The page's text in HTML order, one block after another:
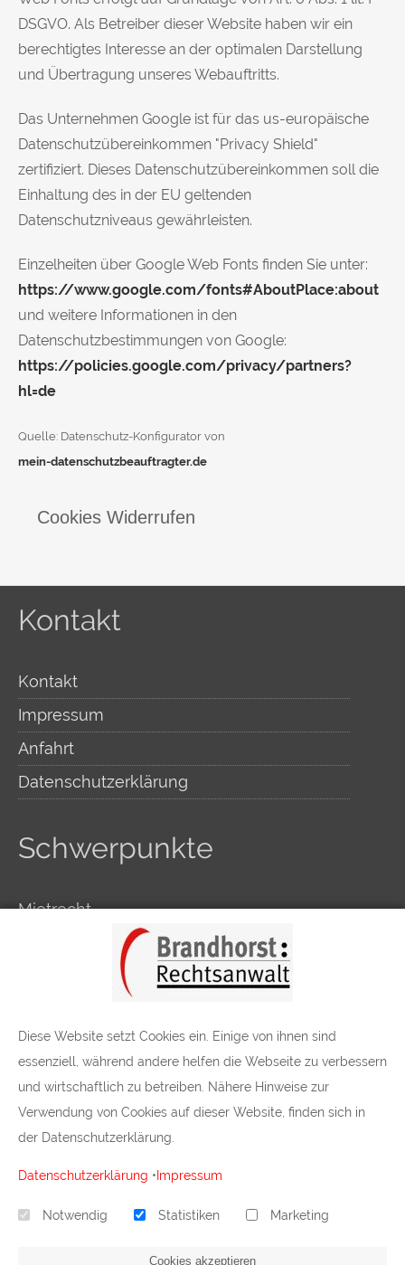
DSGVO. Als Betreiber dieser Website haben wir ein
berechtigtes Interesse an der optimalen Darstellung
und Übertragung unseres Webauftritts.
Das Unternehmen Google ist für das us-europäische
Datenschutzübereinkommen "Privacy Shield"
zertifiziert. Dieses Datenschutzübereinkommen soll die
Einhaltung des in der EU geltenden
Datenschutzniveaus gewährleisten.
Einzelheiten über Google Web Fonts finden Sie unter:
https://www.google.com/fonts#AboutPlace:about
und weitere Informationen in den
Datenschutzbestimmungen von Google:
https://policies.google.com/privacy/partners?
hl=de
Quelle: Datenschutz-Konfigurator von
mein-datenschutzbeauftragter.de
Cookies Widerrufen
Kontakt
Kontakt
Impressum
Anfahrt
Datenschutzerklärung
Schwerpunkte
Mietrecht
Verkehrsrecht
Markus Brandhorst
Weyersberger Str. 66
42655 Solingen
Tel.:0212 / 224 439 - 0
Fax:
0212 / 224 439 - 11
Diese Website setzt Cookies ein. Einige von ihnen sind
essenziell, während andere helfen die Webseite zu verbessern
und wirtschaftlich zu betreiben. Nähere Hinweise zur
Verwendung von Cookies auf dieser Website, finden sich in
der Datenschutzerklärung.
Datenschutzerklärung •Impressum
Notwendig Statistiken Marketing
Cookies akzeptieren